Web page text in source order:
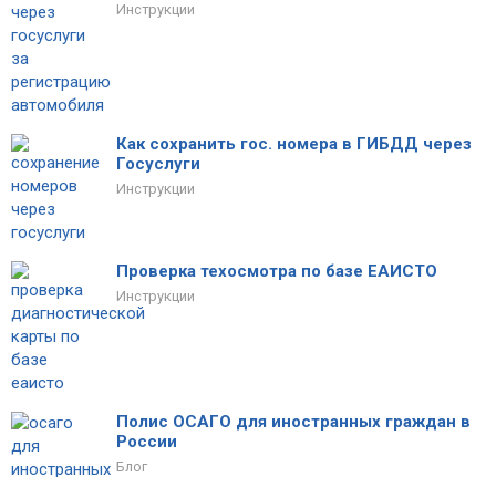
Инструкции
Как сохранить гос. номера в ГИБДД через
Госуслуги
Инструкции
Проверка техосмотра по базе ЕАИСТО
Инструкции
Полис ОСАГО для иностранных граждан в
России
Блог